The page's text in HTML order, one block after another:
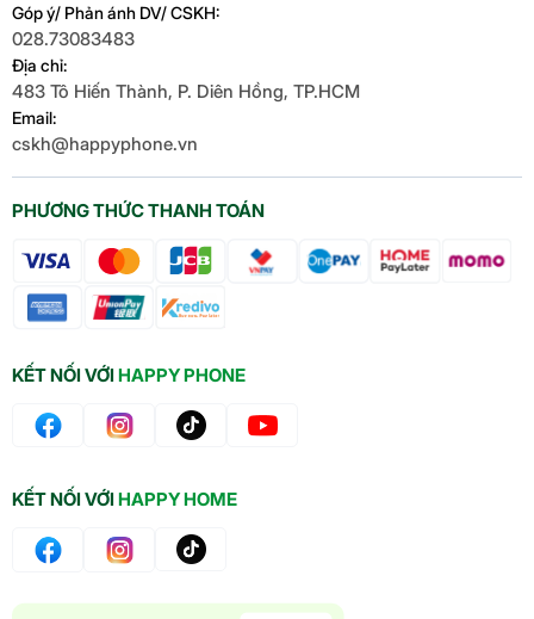
PHƯƠNG THỨC THANH TOÁN
KẾT NỐI VỚIHAPPY PHONE
Góp ý/ Phản ánh DV/ CSKH:
028.73083483
Địa chỉ:
483 Tô Hiến Thành, P. Diên Hồng, TP.HCM
Email:
cskh@happyphone.vn
KẾT NỐI VỚIHAPPY HOME